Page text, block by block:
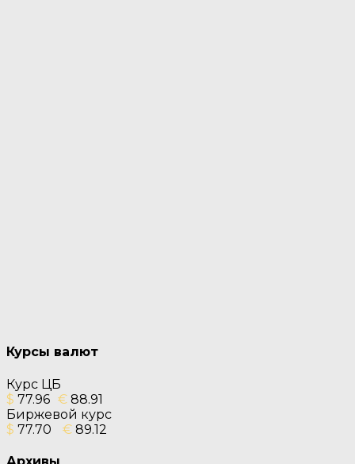
Курсы валют
Курс ЦБ
$ 77.96 € 88.91
Биржевой курс
$ 77.70 € 89.12